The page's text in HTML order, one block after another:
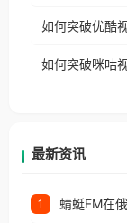
如何突破优酷
如何突破咪咕
最新资讯
1